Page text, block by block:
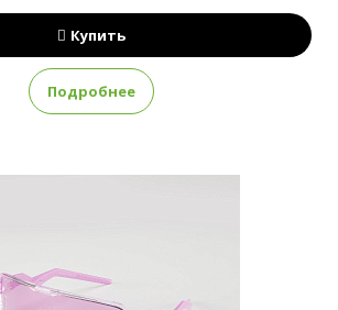
Купить
Подробнее